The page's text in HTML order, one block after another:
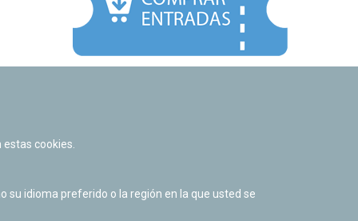
Política de cookies
Derecho de acceso a información pública
cookies.
su idioma preferido o la región en la que usted se